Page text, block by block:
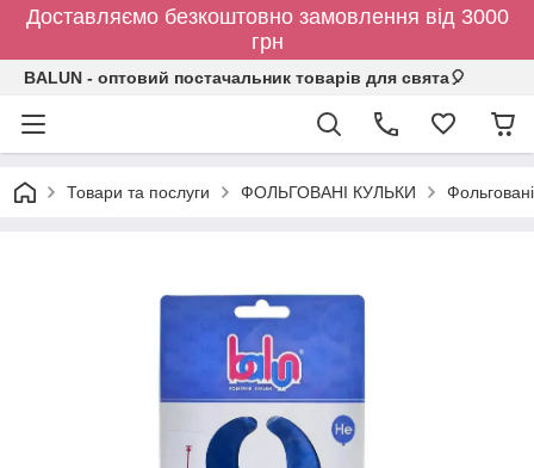
Доставляємо безкоштовно замовлення від 3000
грн
BALUN - оптовий постачальник товарів для свята🎈
Товари та послуги ФОЛЬГОВАНІ КУЛЬКИ